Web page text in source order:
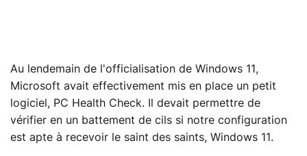
Au lendemain de l'officialisation de Windows 11,
Microsoft avait effectivement mis en place un petit
logiciel, PC Health Check. Il devait permettre de
vérifier en un battement de cils si notre configuration
est apte à recevoir le saint des saints, Windows 11.